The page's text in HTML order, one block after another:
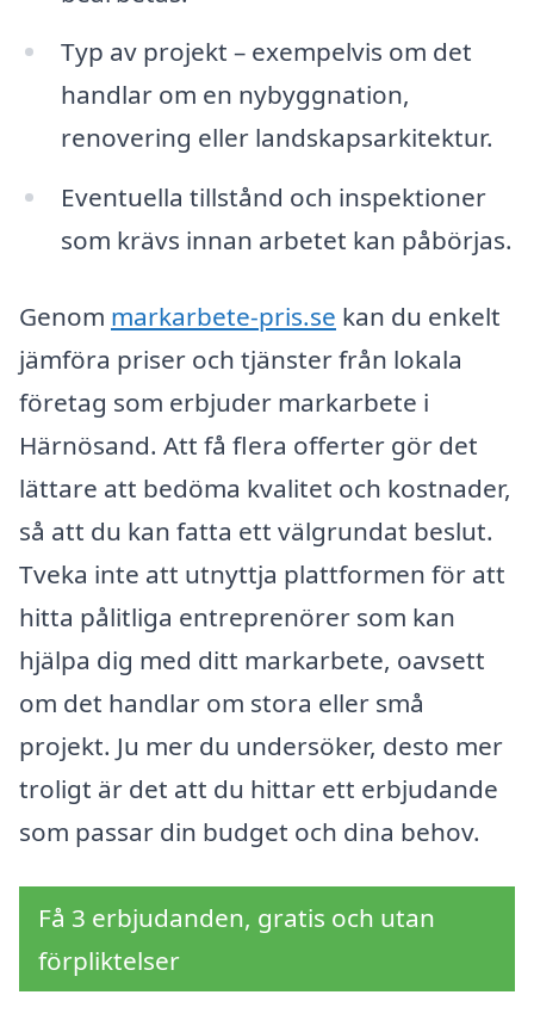
Typ av projekt – exempelvis om det
handlar om en nybyggnation,
renovering eller landskapsarkitektur.
Eventuella tillstånd och inspektioner
som krävs innan arbetet kan påbörjas.
Genom markarbete-pris.se kan du enkelt
jämföra priser och tjänster från lokala
företag som erbjuder markarbete i
Härnösand. Att få flera offerter gör det
lättare att bedöma kvalitet och kostnader,
så att du kan fatta ett välgrundat beslut.
Tveka inte att utnyttja plattformen för att
hitta pålitliga entreprenörer som kan
hjälpa dig med ditt markarbete, oavsett
om det handlar om stora eller små
projekt. Ju mer du undersöker, desto mer
troligt är det att du hittar ett erbjudande
som passar din budget och dina behov.
Få 3 erbjudanden, gratis och utan
förpliktelser